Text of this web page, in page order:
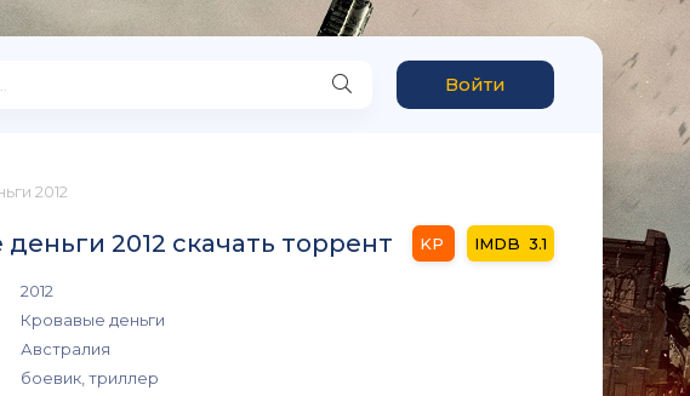
Войти
2012
2012 скачать торрент 3.1
2012
Кровавые деньги
Австралия
боевик, триллер